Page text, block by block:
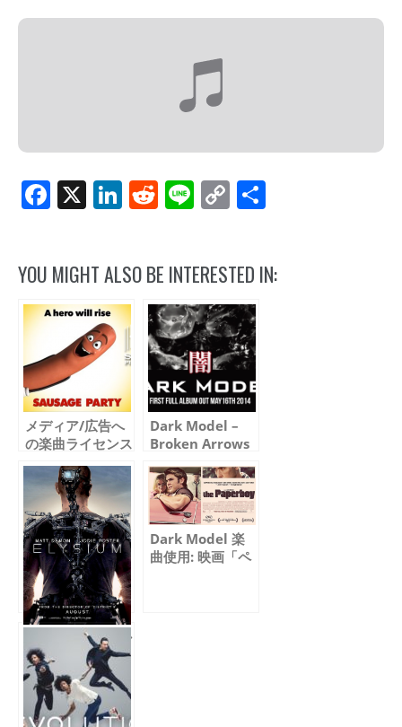
Facebook
X LinkedIn
Reddit
LineCopy
YOU MIGHT ALSO BE INTERESTED IN:
メディア/広告へ
の楽曲ライセンス
Dark Model –
Broken Arrows
マット・デイモン
＆ジョディ・フォ
スター主演による
映画「Elysium
(エリジウム)」の
Dark Model 楽
曲使用: 映画「ペ